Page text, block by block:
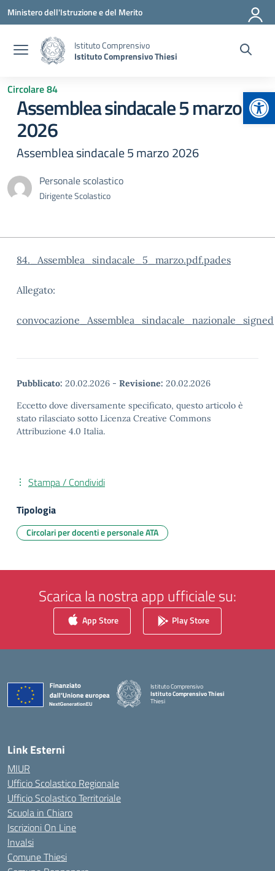
Vai ai contenuti
Vai al menu di navigazione
Vai al footer
Ministero dell'Istruzione e del Merito
Istituto Comprensivo
Istituto Comprensivo Thiesi
Circolare 84
Assemblea sindacale 5 marzo
2026
Assemblea sindacale 5 marzo 2026
Personale scolastico
Dirigente Scolastico
84._Assemblea_sindacale_5_marzo.pdf.pades
Allegato:
convocazione_Assemblea_sindacale_nazionale_signed
Pubblicato: 20.02.2026 - Revisione: 20.02.2026
Eccetto dove diversamente specificato, questo articolo è
stato rilasciato sotto Licenza Creative Commons
Attribuzione 4.0 Italia.
Stampa / Condividi
Tipologia
Circolari per docenti e personale ATA
Scarica la nostra app ufficiale su:
App Store Play Store
Istituto Comprensivo
Istituto Comprensivo Thiesi
Thiesi
Link Esterni
MIUR
Ufficio Scolastico Regionale
Ufficio Scolastico Territoriale
Scuola in Chiaro
Iscrizioni On Line
Invalsi
Comune Thiesi